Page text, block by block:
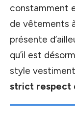
constamment
de vêtements
présente
qu’il est
style
strict respect